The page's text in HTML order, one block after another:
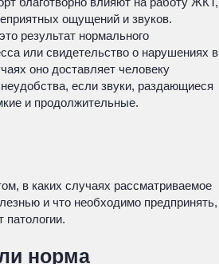
ощущений и звуков.
результат нормального
или свидетельство о нарушениях в
оно доставляет человеку
если звуки, раздающиеся
и продолжительные.
в каких случаях рассматриваемое
и что необходимо предпринять,
патологии.
норма